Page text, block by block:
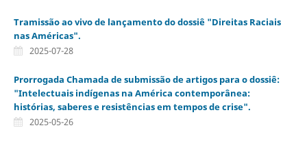
Tramissão ao vivo de lançamento do dossiê "Direitas Raciais
nas Américas".
2025-07-28
Prorrogada Chamada de submissão de artigos para o dossiê:
"Intelectuais indígenas na América contemporânea:
histórias, saberes e resistências em tempos de crise".
2025-05-26